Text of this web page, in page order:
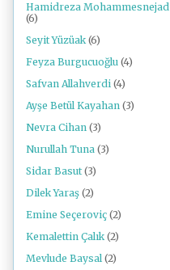
Hamidreza Mohammesnejad
(6)
Seyit Yüzüak (6)
Feyza Burgucuoğlu (4)
Safvan Allahverdi (4)
Ayşe Betül Kayahan (3)
Nevra Cihan (3)
Nurullah Tuna (3)
Sidar Basut (3)
Dilek Yaraş (2)
Emine Seçeroviç (2)
Kemalettin Çalık (2)
Mevlude Baysal (2)